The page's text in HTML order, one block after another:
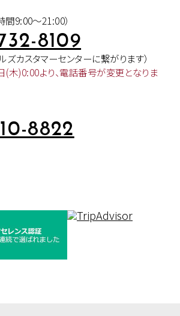
間9:00～21:00）
8109
ズカスタマーセンターに繋がります）
)0:00より、電話番号が変更となりま
8822